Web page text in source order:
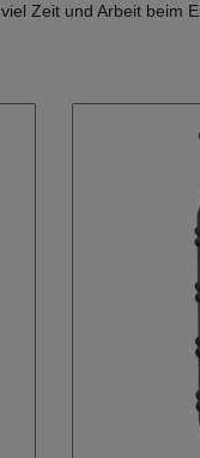
Zeit und Arbeit beim